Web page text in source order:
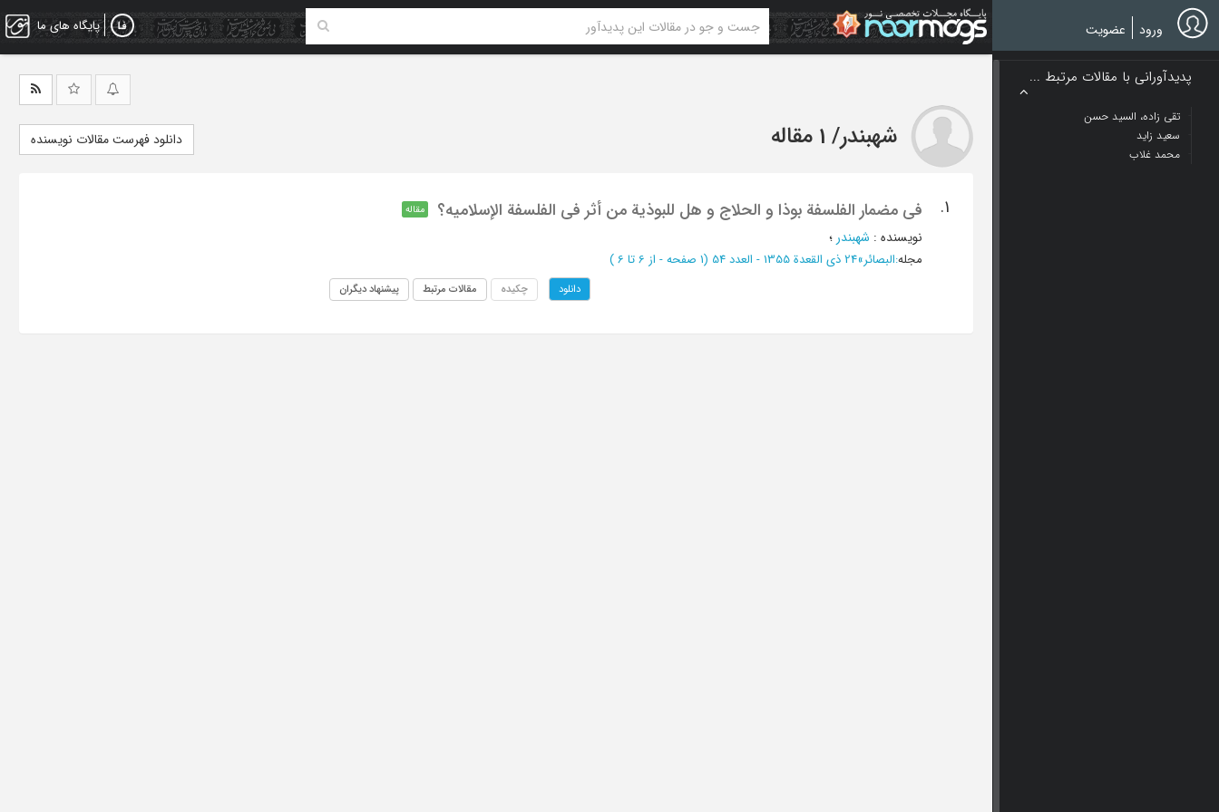
Skip
to
main
پایگاه های ما ورود عضویت
پدیدآورانی با مقالات مرتبط ...
تقی زاده، السید حسن
سعید زاید
محمد غلاب
شهبندر/ 1 مقاله دانلود فهرست مقالات نویسنده
1. فی مضمار الفلسفة بوذا و الحلاج و هل للبوذیة من أثر فی الفلسفة الإسلامیه؟ مقاله
نویسنده : شهبندر ؛
مجله:البصائر»24 ذی القعدة 1355 - العدد 54 (‎1 صفحه - از 6 تا 6 )
دانلود چکیده مقالات مرتبط پیشنهاد دیگران